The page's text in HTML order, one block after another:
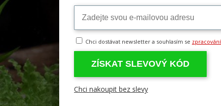
Chci dostávat newsletter a souhlasím se
ZÍSKAT SLEVOVÝ KÓD
Chci nakoupit bez slevy